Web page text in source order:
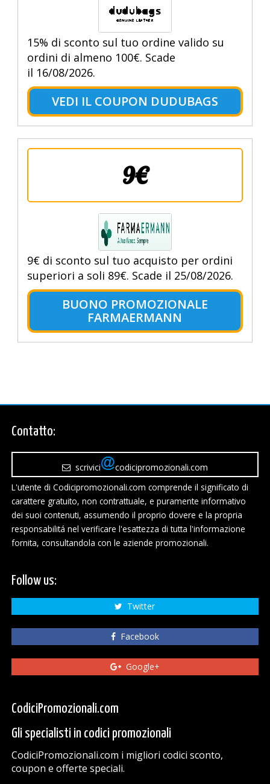
15% di sconto sul tuo ordine valido su
ordini di almeno 100€. Scade
il 16/08/2026.
VEDI IL COUPON DUDUBAGS
9€
9€ di sconto sul tuo acquisto per ordini
superiori a soli 89€. Scade il 25/08/2026.
BUONO PROMOZIONALE
FARMAERMANN
Contatto:
scrivici
codicipromozionali.com
L'utente di Codicipromozionali.com comprende il significato di
carattere gratuito, non contrattuale, e puramente informativo
dei suoi contenuti, assumendo il proprio dovere e la propria
responsabilitá nel verificare l'esattezza di tutta l'informazione
fornita, consultandola con le aziende promozionali.
Follow us:
Twitter
Facebook
Google+
CodiciPromozionali.com
Gli specialisti in codici promozionali
CodiciPromozionali.com i migliori codici sconto,
coupon e offerte speciali.